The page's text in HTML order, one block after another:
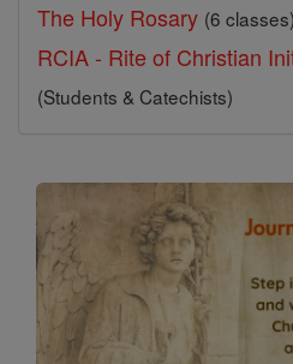
The Holy Rosary (6 classes)
RCIA - Rite of Christian
(Students & Catechists)